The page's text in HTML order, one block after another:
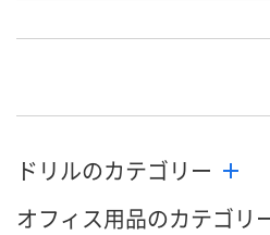
カゴへ
ドリルのカテゴリー
オフィス用品のカテゴリ